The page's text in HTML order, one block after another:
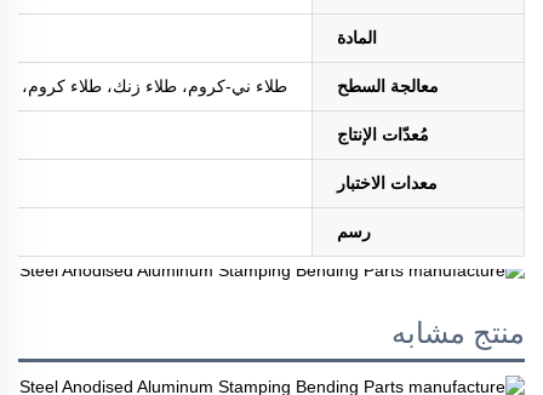
المادة
معالجة السطح طلاء ني-كروم، طلاء زنك، طلاء كروم، طلاء
مُعدّات الإنتاج
معدات الاختبار
رسم
منتج مشابه